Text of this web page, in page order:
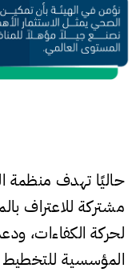
حاليًا تهدف منظمة
مشتركة للاعتراف
لحركة الكفاءات،
المؤسسية للتخطيط